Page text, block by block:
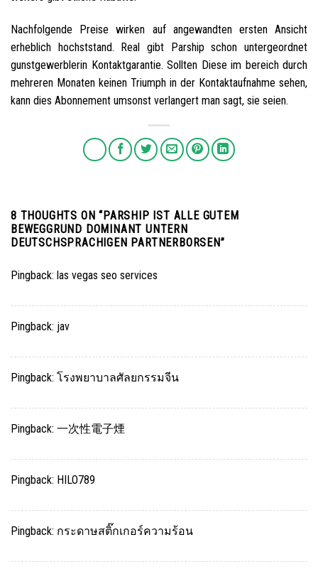
Nachfolgende Preise wirken auf angewandten ersten Ansicht
erheblich hochststand. Real gibt Parship schon untergeordnet
gunstgewerblerin Kontaktgarantie. Sollten Diese im bereich durch
mehreren Monaten keinen Triumph in der Kontaktaufnahme sehen,
kann dies Abonnement umsonst verlangert man sagt, sie seien.
8 THOUGHTS ON “PARSHIP IST ALLE GUTEM
BEWEGGRUND DOMINANT UNTERN
DEUTSCHSPRACHIGEN PARTNERBORSEN”
Pingback: las vegas seo services
Pingback: jav
Pingback: โรงพยาบาลศัลยกรรมจีน
Pingback: 一次性電子煙
Pingback: HILO789
Pingback: กระดาษสติ๊กเกอร์ความร้อน